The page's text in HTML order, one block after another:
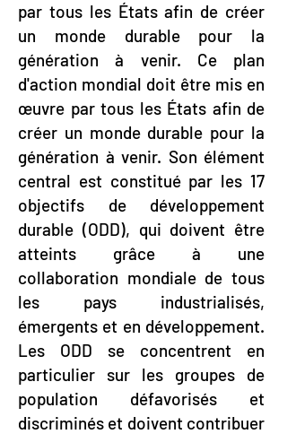
par tous les États afin de créer
un monde durable pour la
génération à venir. Ce plan
d'action mondial doit être mis en
œuvre par tous les États afin de
créer un monde durable pour la
génération à venir. Son élément
central est constitué par les 17
objectifs de développement
durable (ODD), qui doivent être
atteints grâce à une
collaboration mondiale de tous
les pays industrialisés,
émergents et en développement.
Les ODD se concentrent en
particulier sur les groupes de
population défavorisés et
discriminés et doivent contribuer